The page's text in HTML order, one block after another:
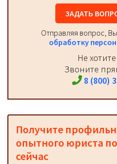
ЗАДАТЬ
Отправляя вопрос,
обработку
Не
Звоните
8 (800)
Получите
опытного юриста
сейчас